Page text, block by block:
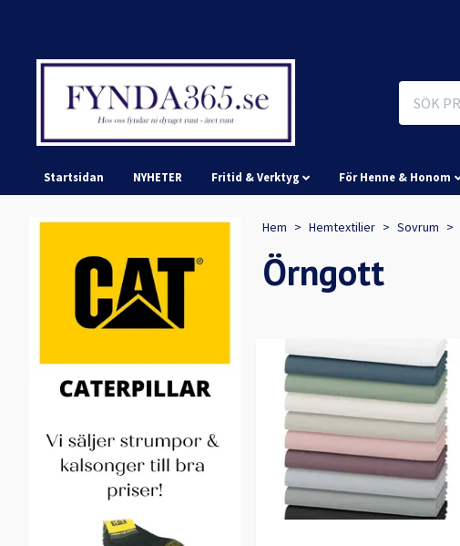
Startsidan NYHETER Fritid & Verktyg För Henne & Honom
Hem Hemtextilier Sovrum
Örngott